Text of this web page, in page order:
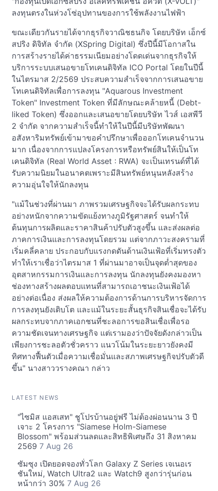
ลงทุนตรงในห่วงโซ่อุปทานของการใช้พลังงานไฟฟ้า
ขณะเดียวกันรายได้จากธุรกิจวาณิชธนกิจ โดยบริษัท เอ็กซ์
สปริง ดิจิทัล จำกัด (XSpring Digital) ซึ่งปีนี้มีโอกาสใน
การสร้างรายได้ค่าธรรมเนียมอย่างโดดเด่นจากธุรกิจให้
บริการระบบเสนอขายโทเคนดิจิทัล ICO Portal โดยในปีนี้
ในไตรมาส 2/2569 ประสบความสำเร็จจากการเสนอขาย
โทเคนดิจิทัลเพื่อการลงทุน "Aquarous Investment
Token" Investment Token ที่มีลักษณะคล้ายหนี้ (Debt-
liked Token) ซึ่งออกและเสนอขายโดยบริษัท ไวส์ เอสพีวี
2 จำกัด จากความสำเร็จนี้ทำให้ในปีนี้มีบริษัทพัฒนา
อสังหาริมทรัพย์เข้ามาขอคำปรึกษาเพื่อออกโทเคนจำนวน
มาก เนื่องจากการแปลงโครงการหรือทรัพย์สินให้เป็นโท
เคนดิจิทัล (Real World Asset : RWA) จะเป็นเทรนด์ที่ได้
รับความนิยมในอนาคตเพราะมีสินทรัพย์หนุนหลังสร้าง
ความอุ่นใจให้นักลงทุน
"แม้ในช่วงที่ผ่านมา ภาพรวมเศรษฐกิจจะได้รับผลกระทบ
อย่างหนักจากความขัดแย้งทางภูมิรัฐศาสตร์ จนทำให้
ต้นทุนการผลิตและราคาสินค้าปรับตัวสูงขึ้น และส่งผลต่อ
ภาคการเงินและการลงทุนโดยรวม แต่จากภาวะสงครามที่
เริ่มคลี่คลาย ประกอบกับแรงกดดันด้านเงินเฟ้อที่เริ่มทรงตัว
ทำให้เราเชื่อว่าไตรมาส 1 ที่ผ่านมาอาจเป็นจุดต่ำสุดของ
อุตสาหกรรมการเงินและการลงทุน นักลงทุนยังคงมองหา
ช่องทางสร้างผลตอบแทนที่สามารถเอาชนะเงินเฟ้อได้
อย่างต่อเนื่อง ส่งผลให้ความต้องการด้านการบริหารจัดการ
การลงทุนยังเติบโต และแม้ในระยะสั้นธุรกิจสินเชื่อจะได้รับ
ผลกระทบจากภาคเอกชนที่ชะลอการขอสินเชื่อเพื่อรอ
ความชัดเจนทางเศรษฐกิจ แต่เรามองว่าปัจจัยดังกล่าวเป็น
เพียงการชะลอตัวชั่วคราว แนวโน้มในระยะยาวยังคงมี
ทิศทางฟื้นตัวเมื่อความเชื่อมั่นและสภาพเศรษฐกิจปรับตัวดี
ขึ้น" นางสาววรางคณา กล่าว
LATEST NEWS
"ไซมิส แอสเสท" ชูโปรบ้านอยู่ฟรี ไม่ต้องผ่อนนาน 3 ปี
เจาะ 2 โครงการ "Siamese Holm-Siamese
Blossom" พร้อมส่วนลดและสิทธิพิเศษถึง 31 สิงหาคม
2569 7 Aug 26
ซัมซุง เปิดยอดจองทั่วโลก Galaxy Z Series เจเนอเร
ชันใหม่, Watch Ultra2 และ Watch9 สูงกว่ารุ่นก่อน
หน้ากว่า 30% 7 Aug 26